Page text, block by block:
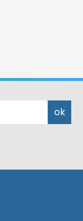
écoute
du CEPPIC :
Formations
en
à nos
écoute